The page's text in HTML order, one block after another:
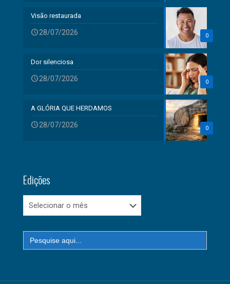
0
Visão restaurada
28/07/2026
0
Dor silenciosa
28/07/2026
0
A GLÓRIA QUE HERDAMOS
28/07/2026
Edições
Edições
Search
for: